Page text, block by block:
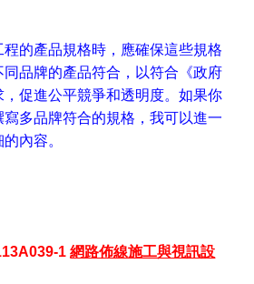
的產品規格時，應確保這些規格
品牌的產品符合，以符合《政府
促進公平競爭和透明度。如果你
多品牌符合的規格，我可以進一
內容。
1網路佈線施工與視訊設